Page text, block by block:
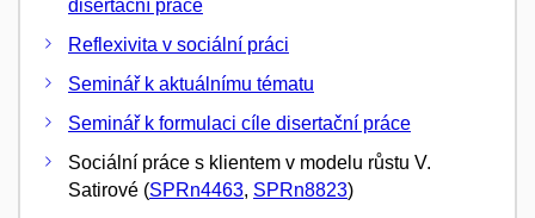
disertační práce
Reflexivita v sociální práci
Seminář k aktuálnímu tématu
Seminář k formulaci cíle disertační práce
Sociální práce s klientem v modelu růstu V.
Satirové (SPRn4463, SPRn8823)